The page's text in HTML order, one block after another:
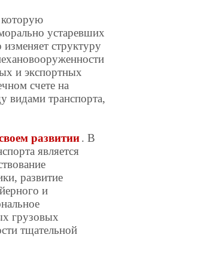
которую
устаревших
структуру
и экспортных
счете на
видами транспорта,
развитии. В
является
развитие
и
грузовых
тщательной